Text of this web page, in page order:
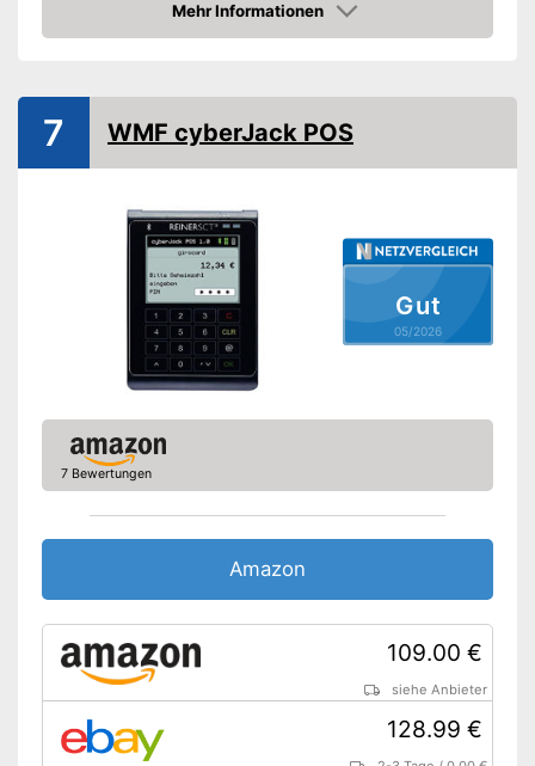
USB
Amazon Lieferzeit
siehe Anbieter
Mehr Informationen
Amazon
Gut
05/2026
7 WMF cyberJack POS
7 Bewertungen
Amazon
109.00 €
siehe Anbieter
128.99 €